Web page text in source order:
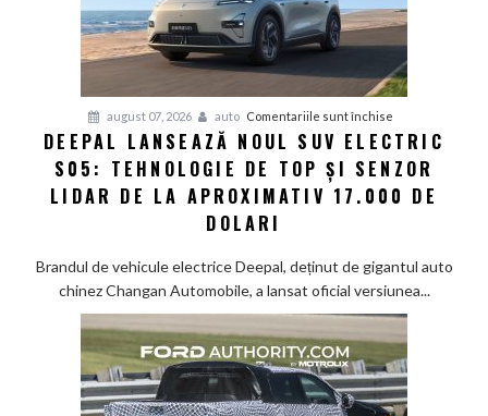
august 07, 2026 auto Comentariile sunt închise
Deepal
lansează
noul
senzor
LiDAR
DEEPAL LANSEAZĂ NOUL SUV ELECTRIC
S05: TEHNOLOGIE DE TOP ȘI SENZOR
LIDAR DE LA APROXIMATIV 17.000 DE
DOLARI
Brandul de vehicule electrice Deepal, deținut de gigantul auto
chinez Changan Automobile, a lansat oficial versiunea...